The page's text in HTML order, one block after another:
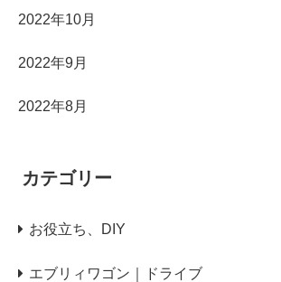
2022年10月
2022年9月
2022年8月
カテゴリー
お役立ち、DIY
エブリィワゴン｜ドライブ